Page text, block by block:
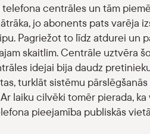
centrāles un tām
jo abonents pats varēja
Pagriežot to līdz atdurei un
skaitlim. Centrāle uztvēra
idejai bija daudz
turklāt sistēmu
laiku cilvēki tomēr pierada,
pieejamība publiskās